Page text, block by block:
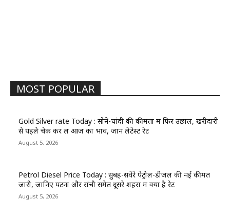
MOST POPULAR
Gold Silver rate Today : सोने-चांदी की कीमतों में फिर उछाल, खरीदारी
से पहले चेक कर लें आज का भाव, जानें लेटेस्ट रेट
August 5, 2026
Petrol Diesel Price Today : सुबह-सवेरे पेट्रोल-डीजल की नई कीमतें
जारी, जानिए पटना और रांची समेत दूसरे शहरों में क्या है रेट
August 5, 2026